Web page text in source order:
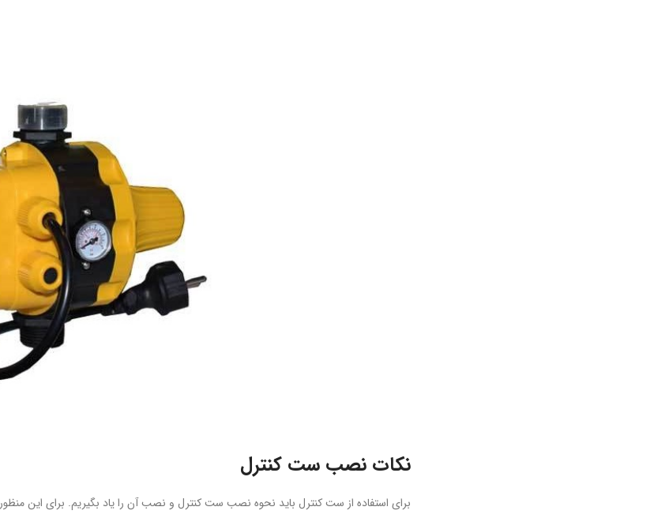
نکات نصب ست کنترل
برای استفاده از ست کنترل باید نحوه نصب ست کنترل و نصب آن را یاد بگیریم. برای این